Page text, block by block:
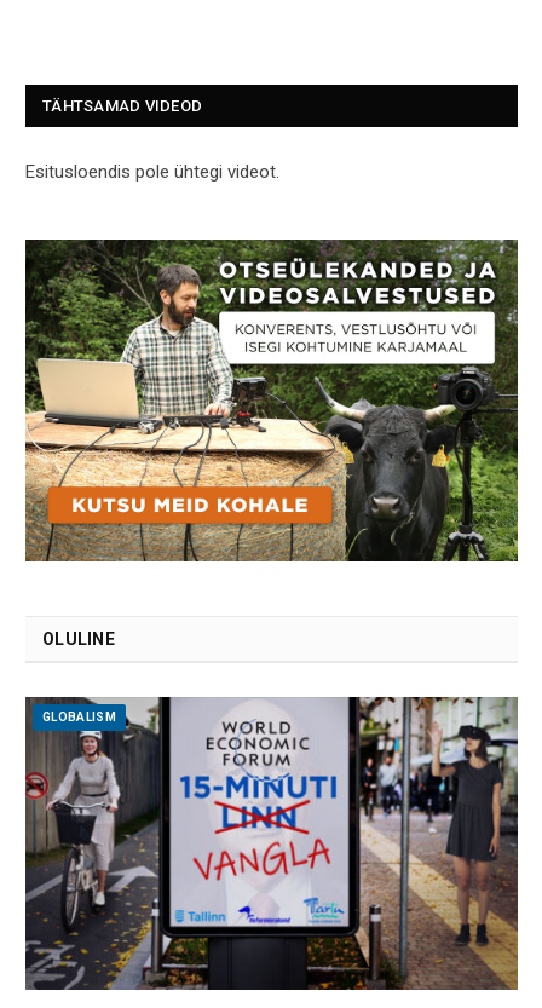
TÄHTSAMAD VIDEOD
Esitusloendis pole ühtegi videot.
OLULINE
GLOBALISM